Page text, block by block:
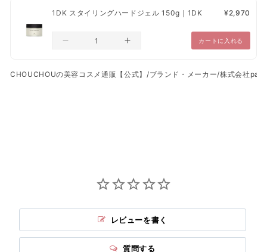
1DK スタイリングハードジェル 150g｜1DK ¥2,970
カートに入れる
CHOUCHOUの美容コスメ通販【公式】 /ブランド・メーカー/株式会社pad
レビューを書く
質問する